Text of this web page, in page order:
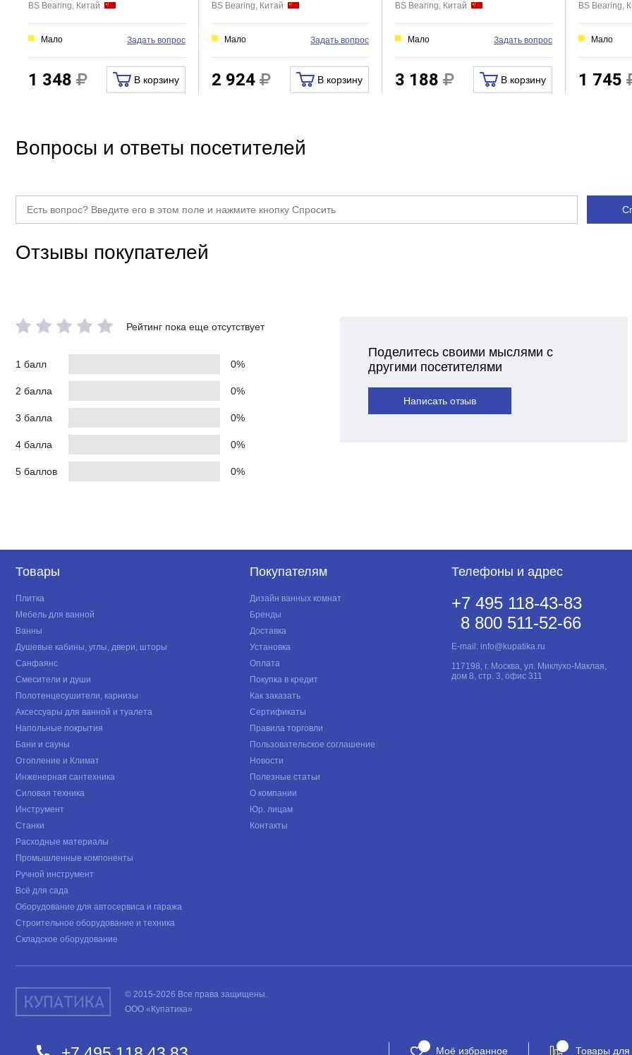
BS Bearing, Китай
Мало Задать вопрос
1 348 В корзину
BS Bearing, Китай
Мало Задать вопрос
2 924 В корзину
BS Bearing, Китай
Мало Задать вопрос
3 188 В корзину
BS Bearing,
Мало
1 745
Вопросы и ответы посетителей
Отзывы покупателей
Рейтинг пока еще отсутствует
1 балл 0%
2 балла 0%
3 балла 0%
4 балла 0%
5 баллов 0%
Поделитесь своими мыслями с
другими посетителями
Написать отзыв
Товары
Плитка
Мебель для ванной
Ванны
Душевые кабины, углы, двери, шторы
Санфаянс
Смесители и души
Полотенцесушители, карнизы
Аксессуары для ванной и туалета
Напольные покрытия
Бани и сауны
Отопление и Климат
Инженерная сантехника
Силовая техника
Инструмент
Станки
Расходные материалы
Промышленные компоненты
Ручной инструмент
Всё для сада
Оборудование для автосервиса и гаража
Строительное оборудование и техника
Складское оборудование
Покупателям
Дизайн ванных комнат
Бренды
Доставка
Установка
Оплата
Покупка в кредит
Как заказать
Сертификаты
Правила торговли
Пользовательское соглашение
Новости
Полезные статьи
О компании
Юр. лицам
Контакты
Телефоны и адрес
+7 495 118-43-83
8 800 511-52-66
E-mail: info@kupatika.ru
117198, г. Москва, ул. Миклухо-Маклая,
дом 8, стр. 3, офис 311
© 2015-2026 Все права защищены.
ООО «Купатика»
Товары для
Моё избранное